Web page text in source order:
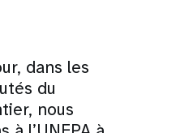
dans les
du
nous